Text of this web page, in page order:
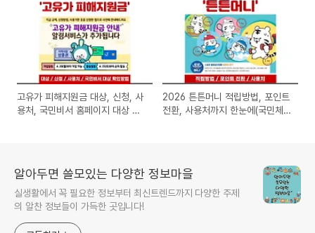
고유가 피해지원금 대상, 신청, 사
용처, 국민비서 홈페이지 대상 확
2026 튼튼머니 적립방법, 포인트
전환, 사용처까지 한눈에(국민체
알아두면 쓸모있는 다양한 정보마을
실생활에서 꼭 필요한 정보부터 최신트렌드까지 다양한 주제
의 알찬 정보들이 가득한 곳입니다!